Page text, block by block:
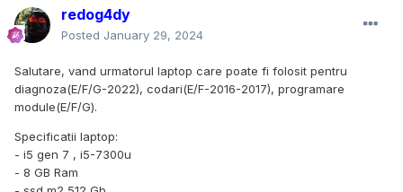
redog4dy
Posted January 29, 2024
Salutare, vand urmatorul laptop care poate fi folosit pentru
diagnoza(E/F/G-2022), codari(E/F-2016-2017), programare
module(E/F/G).
Specificatii laptop:
- i5 gen 7 , i5-7300u
- 8 GB Ram